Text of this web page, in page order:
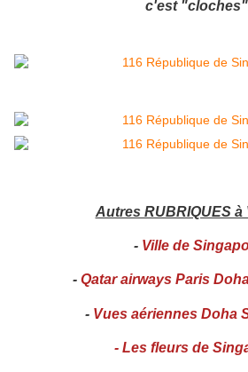
c'est
Autres RUBRIQUES à
-Ville de
- Qatar airways Paris
- Vues aériennes Doha
- Les fleurs de